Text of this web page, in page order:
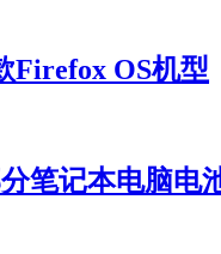
Firefox OS机型
笔记本电脑电